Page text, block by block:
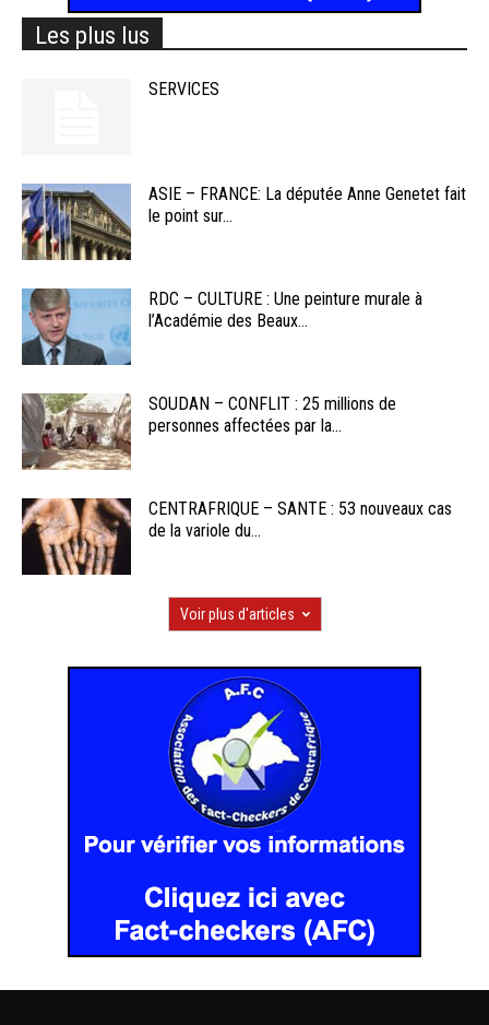
Les plus lus
SERVICES
ASIE – FRANCE: La députée Anne Genetet fait
le point sur...
RDC – CULTURE : Une peinture murale à
l’Académie des Beaux...
SOUDAN – CONFLIT : 25 millions de
personnes affectées par la...
CENTRAFRIQUE – SANTE : 53 nouveaux cas
de la variole du...
Voir plus d'articles